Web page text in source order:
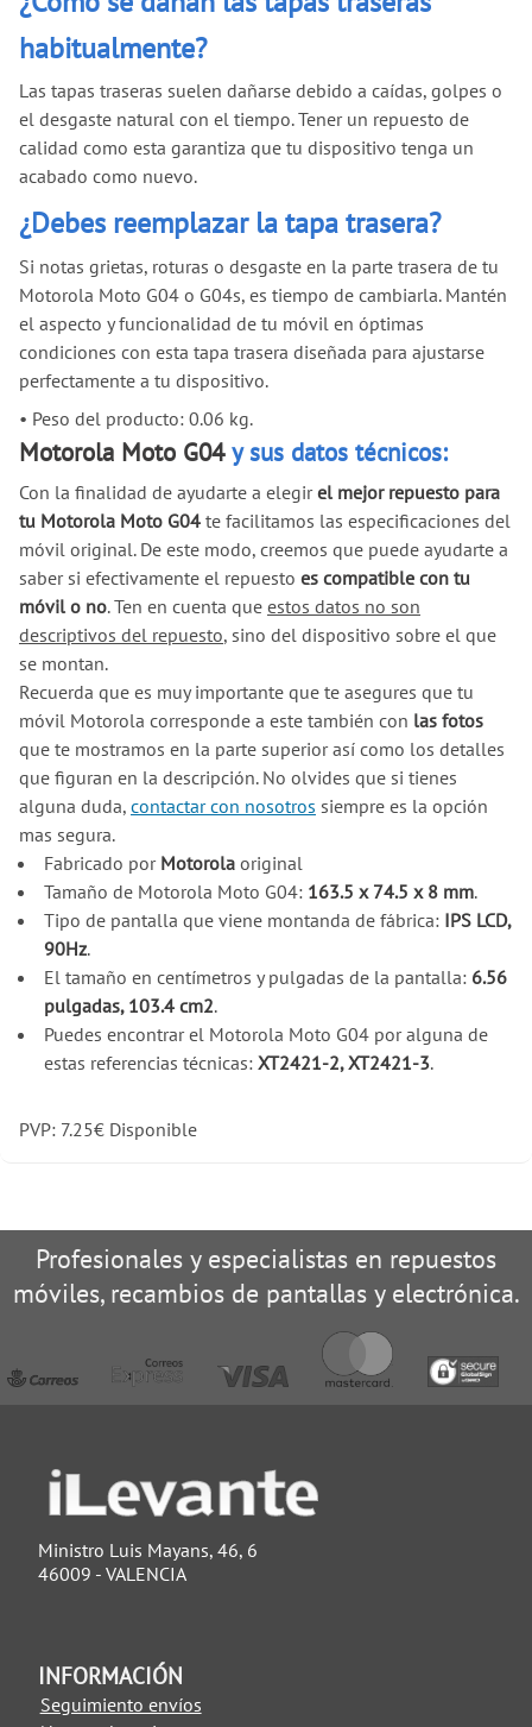
habitualmente?
Las tapas traseras suelen dañarse debido a caídas, golpes o
el desgaste natural con el tiempo. Tener un repuesto de
calidad como esta garantiza que tu dispositivo tenga un
acabado como nuevo.
¿Debes reemplazar la tapa trasera?
Si notas grietas, roturas o desgaste en la parte trasera de tu
Motorola Moto G04 o G04s, es tiempo de cambiarla. Mantén
el aspecto y funcionalidad de tu móvil en óptimas
condiciones con esta tapa trasera diseñada para ajustarse
perfectamente a tu dispositivo.
• Peso del producto: 0.06 kg.
Motorola Moto G04y sus datos técnicos:
Con la finalidad de ayudarte a elegirel mejor repuesto para
tu Motorola Moto G04 te facilitamos las especificaciones del
móvil original. De este modo, creemos que puede ayudarte a
saber si efectivamente el repuesto es compatible con tu
móvil o no. Ten en cuenta que estos datos no son
descriptivos del repuesto, sino del dispositivo sobre el que
se montan.
Recuerda que es muy importante que te asegures que tu
móvil Motorola corresponde a este también con las fotos
que te mostramos en la parte superior así como los detalles
que figuran en la descripción. No olvides que si tienes
alguna duda, contactar con nosotros siempre es la opción
mas segura.
Fabricado por Motorolaoriginal
Tamaño de Motorola Moto G04: 163.5 x 74.5 x 8 mm.
Tipo de pantalla que viene montanda de fábrica: IPS LCD,
90Hz.
El tamaño en centímetros y pulgadas de la pantalla: 6.56
pulgadas, 103.4 cm2.
Puedes encontrar el Motorola Moto G04 por alguna de
estas referencias técnicas: XT2421-2, XT2421-3.
PVP: 7.25€ Disponible
Profesionales y especialistas en repuestos
móviles, recambios de pantallas y electrónica.
Ministro Luis Mayans, 46, 6
46009 - VALENCIA
INFORMACIÓN
Seguimiento envíos